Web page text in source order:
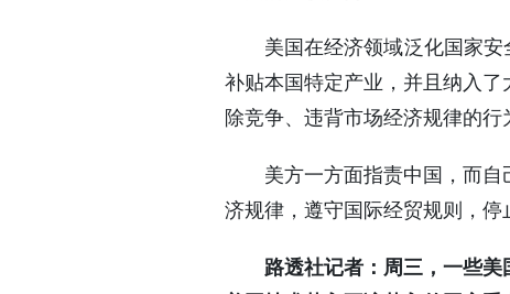
美国在经济领域泛化国家
补贴本国特定产业，并且纳入
除竞争、违背市场经济规律的行
美方一方面指责中国，而
济规律，遵守国际经贸规则，停
路透社记者：周三，一些